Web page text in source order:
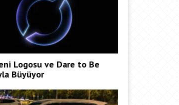
Logosu ve Dare to Be
Büyüyor